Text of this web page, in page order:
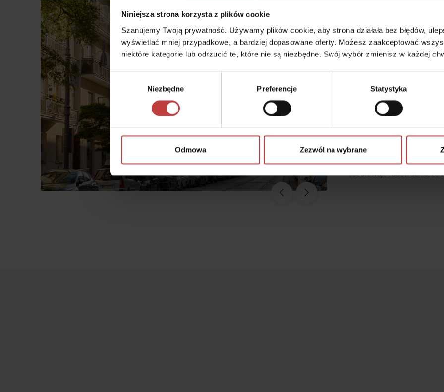
Niniejsza strona korzysta z plików cookie
Szanujemy Twoją prywatność. Używamy plików cookie, aby strona działała bez błędów,
wyświetlać mniej przypadkowe, a bardziej dopasowane oferty. Możesz zaakceptować
niektóre kategorie lub odrzucić te, które nie są niezbędne. Swój wybór zmienisz w każdej
Niezbędne Preferencje Statystyka
Odmowa Zezwól na wybrane
Autonomia Praska to
wpisuje się w
sąsiedztwie znajdują się
artystyczno-widowiskowa
Katedra św. Floriana,
Podwórkowej oraz urokliwe,
oczarowuje i udowadnia, że